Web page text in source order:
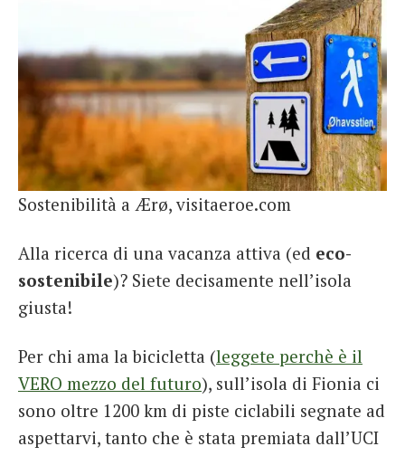
Sostenibilità a Ærø, visitaeroe.com
Alla ricerca di una vacanza attiva (ed eco-
sostenibile)? Siete decisamente nell’isola
giusta!
Per chi ama la bicicletta (leggete perchè è il
VERO mezzo del futuro), sull’isola di Fionia ci
sono oltre 1200 km di piste ciclabili segnate ad
aspettarvi, tanto che è stata premiata dall’UCI